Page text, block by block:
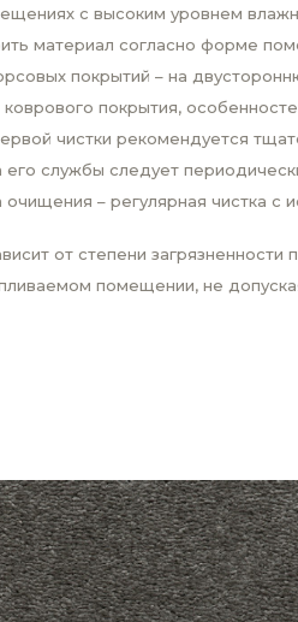
с высоким уровнем
материал согласно форме
покрытий – на
покрытия,
чистки рекомендуется
службы следует
– регулярная чистка с
от степени загрязненности
помещении, не